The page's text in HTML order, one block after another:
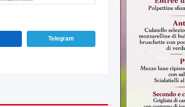
Telegram
VIDEO